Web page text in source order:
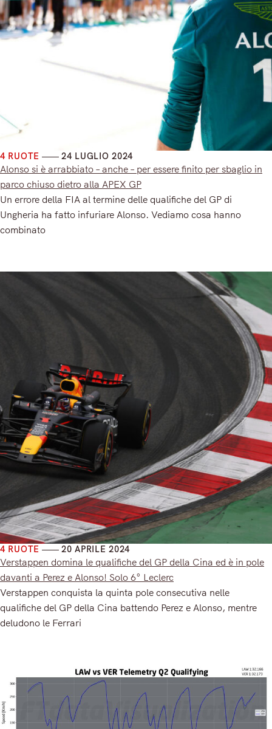
4 RUOTE 24 LUGLIO 2024
Alonso si è arrabbiato – anche – per essere finito per sbaglio in
parco chiuso dietro alla APEX GP
Un errore della FIA al termine delle qualifiche del GP di
Ungheria ha fatto infuriare Alonso. Vediamo cosa hanno
combinato
4 RUOTE 20 APRILE 2024
Verstappen domina le qualifiche del GP della Cina ed è in pole
davanti a Perez e Alonso! Solo 6° Leclerc
Verstappen conquista la quinta pole consecutiva nelle
qualifiche del GP della Cina battendo Perez e Alonso, mentre
deludono le Ferrari